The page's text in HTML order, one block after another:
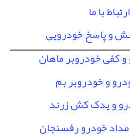
ارتباط با ما
و پاسخ خودرویی
کفی خودروبر ماهان
و خودروبر بم
و یدک کش زرند
خودرو رفسنجان